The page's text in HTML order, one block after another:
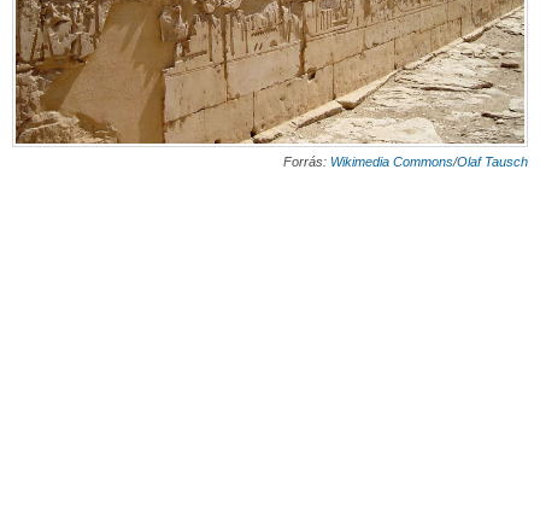
Forrás: Wikimedia Commons/Olaf Tausch